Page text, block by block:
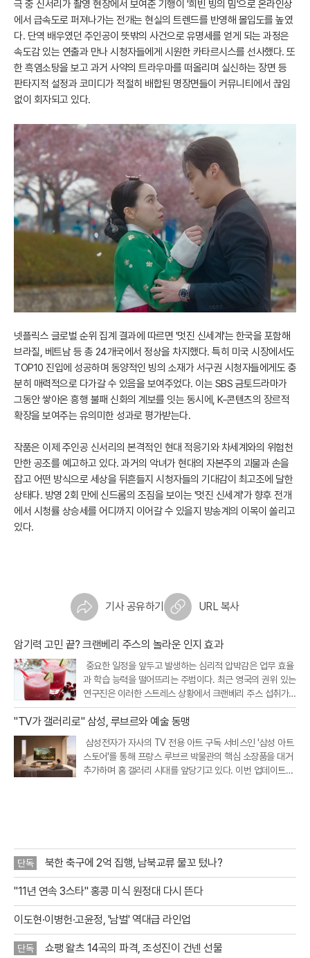
극 중 신서리가 촬영 현장에서 보여준 기행이 '희빈 빙의 밈'으로 온라인상
에서 급속도로 퍼져나가는 전개는 현실의 트렌드를 반영해 몰입도를 높였
다. 단역 배우였던 주인공이 뜻밖의 사건으로 유명세를 얻게 되는 과정은
속도감 있는 연출과 만나 시청자들에게 시원한 카타르시스를 선사했다. 또
한 흑염소탕을 보고 과거 사약의 트라우마를 떠올리며 실신하는 장면 등
판타지적 설정과 코미디가 적절히 배합된 명장면들이 커뮤니티에서 끊임
없이 회자되고 있다.
넷플릭스 글로벌 순위 집계 결과에 따르면 '멋진 신세계'는 한국을 포함해
브라질, 베트남 등 총 24개국에서 정상을 차지했다. 특히 미국 시장에서도
TOP10 진입에 성공하며 동양적인 빙의 소재가 서구권 시청자들에게도 충
분히 매력적으로 다가갈 수 있음을 보여주었다. 이는 SBS 금토드라마가
그동안 쌓아온 흥행 불패 신화의 계보를 잇는 동시에, K-콘텐츠의 장르적
확장을 보여주는 유의미한 성과로 평가받는다.
작품은 이제 주인공 신서리의 본격적인 현대 적응기와 차세계와의 위험천
만한 공조를 예고하고 있다. 과거의 악녀가 현대의 자본주의 괴물과 손을
잡고 어떤 방식으로 세상을 뒤흔들지 시청자들의 기대감이 최고조에 달한
상태다. 방영 2회 만에 신드롬의 조짐을 보이는 '멋진 신세계'가 향후 전개
에서 시청률 상승세를 어디까지 이어갈 수 있을지 방송계의 이목이 쏠리고
있다.
기사 공유하기 URL 복사
암기력 고민 끝? 크랜베리 주스의 놀라운 인지 효과
중요한 일정을 앞두고 발생하는 심리적 압박감은 업무 효율
과 학습 능력을 떨어뜨리는 주범이다. 최근 영국의 권위 있는
연구진은 이러한 스트레스 상황에서 크랜베리 주스 섭취가
인지 기능을 개선하고 정서적 안정을 돕는다는 흥미로운 연
구 결과를 내놓았다. 크랜베리에 풍부한 특정 항산화 성분이
"TV가 갤러리로" 삼성, 루브르와 예술 동맹
삼성전자가 자사의 TV 전용 아트 구독 서비스인 '삼성 아트
스토어'를 통해 프랑스 루브르 박물관의 핵심 소장품을 대거
추가하며 홈 갤러리 시대를 앞당기고 있다. 이번 업데이트를
단독 북한 축구에 2억 집행, 남북교류 물꼬 텄나?
"11년 연속 3스타" 홍콩 미식 원정대 다시 뜬다
이도현·이병헌·고윤정, '남벌' 역대급 라인업
단독 쇼팽 왈츠 14곡의 파격, 조성진이 건넨 선물